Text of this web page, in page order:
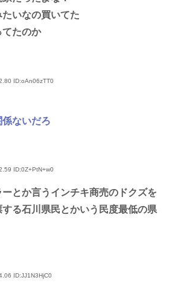
たいなの買いてた
てたのか
ID:oAn06zTT0
ないだろ
ID:0Z+PtN+w0
ーとか言うインチキ商売のドクズを
る石川県民とかいう民度最低の県
ID:JJ1N3HjC0